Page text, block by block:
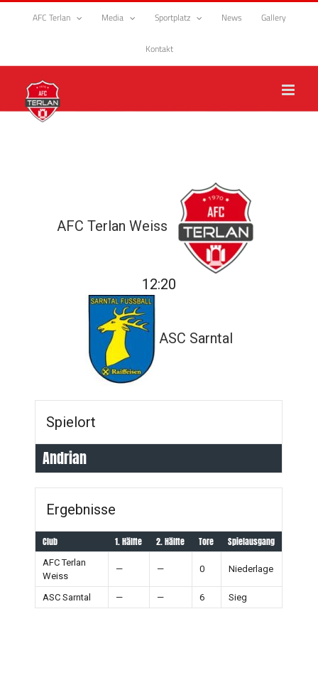
Zum
AFC Terlan Media Sportplatz News Gallery
Kontakt
AFC Terlan Weiss
12:20
ASC Sarntal
Spielort
Andrian
Ergebnisse
Club 1. Hälfte 2. Hälfte Tore Spielausgang
AFC Terlan
Weiss
— — 0 Niederlage
ASC Sarntal — — 6 Sieg